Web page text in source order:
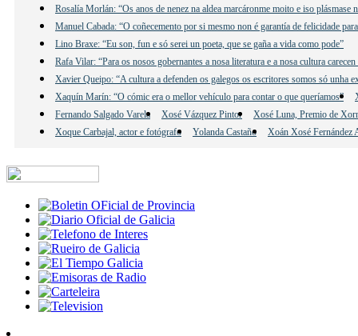
Rosalía Morlán: “Os anos de nenez na aldea marcáronme moito e iso plásmase
Manuel Cabada: “O coñecemento por si mesmo non é garantía de felicidade
Lino Braxe: “Eu son, fun e só serei un poeta, que se gaña a vida como pode”
Rafa Vilar: “Para os nosos gobernantes a nosa literatura e a nosa cultura
Xavier Queipo: “A cultura a defenden os galegos os escritores somos só unha
Xaquín Marín: “O cómic era o mellor vehículo para contar o que queríamos”
Fernando Salgado Varela
Xosé Vázquez Pintor
Xosé Luna, Premio de
Xoque Carbajal, actor e fotógrafo
Yolanda Castaño Xoán Xosé Fernández